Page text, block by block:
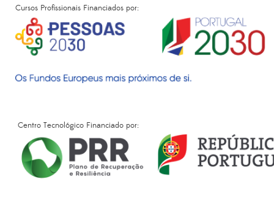
Cursos Profissionais Financiados por:
Centro Tecnológico Financiado por: